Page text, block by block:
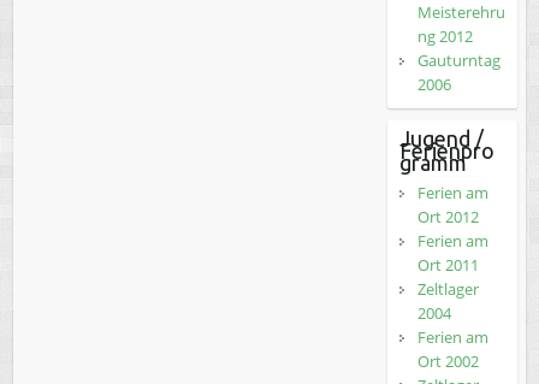
Meisterehru
ng 2012
Gauturntag
2006
Jugend /
Ferienpro
gramm
Ferien am
Ort 2012
Ferien am
Ort 2011
Zeltlager
2004
Ferien am
Ort 2002